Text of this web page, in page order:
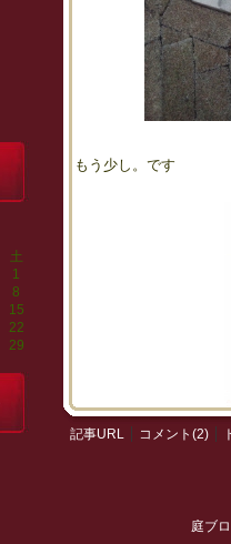
もう少し。です
記事URL コメント(2)
庭ブ
土
1
8
15
22
29